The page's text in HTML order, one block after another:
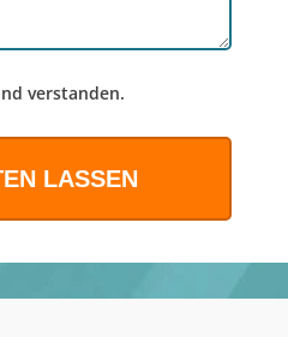
verstanden.